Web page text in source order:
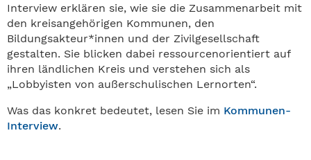
Interview erklären sie, wie sie die Zusammenarbeit mit
den kreisangehörigen Kommunen, den
Bildungsakteur*innen und der Zivilgesellschaft
gestalten. Sie blicken dabei ressourcenorientiert auf
ihren ländlichen Kreis und verstehen sich als
„Lobbyisten von außerschulischen Lernorten“.
Was das konkret bedeutet, lesen Sie im Kommunen-
Interview.